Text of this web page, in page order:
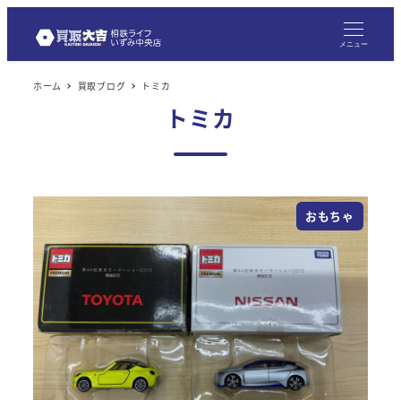
メニュー
ホーム 買取ブログ トミカ
トミカ
おもちゃ